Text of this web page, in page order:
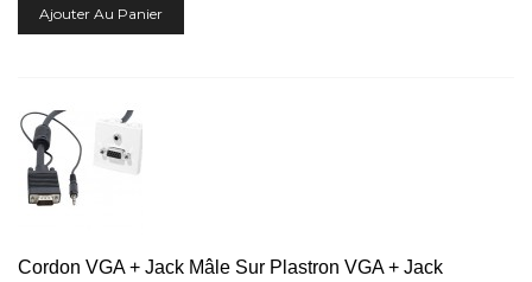
Ajouter Au Panier
Cordon VGA + Jack Mâle Sur Plastron VGA + Jack